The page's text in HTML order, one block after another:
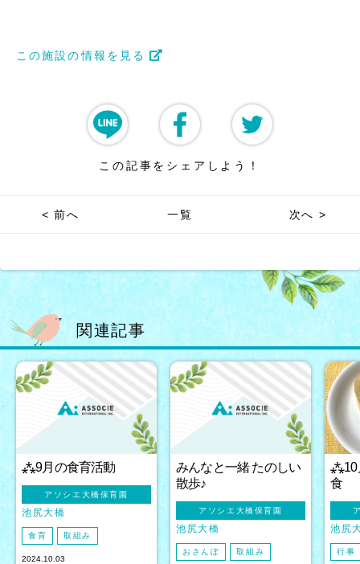
この施設の情報を見る
この記事をシェアしよう！
< 前へ 一覧 次へ >
関連記事
⁂9月の食育活動
アソシエ大橋保育園
池尻大橋
食育 取組み
2024.10.03
みんなと一緒 たのしい
散歩♪
アソシエ大橋保育園
池尻大橋
おさんぽ 取組み
⁂10
食
池尻
行事